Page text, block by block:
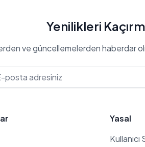
Yenilikleri
ve güncellemelerden haberdar
Yasal